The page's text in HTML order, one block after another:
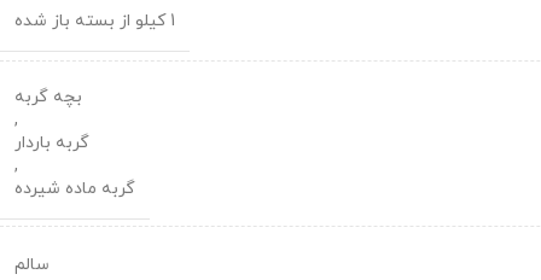
1 کیلو از بسته باز شده
بچه گربه
,
گربه باردار
,
گربه ماده شیرده
سالم